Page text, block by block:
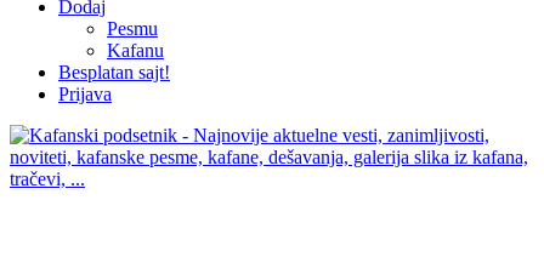
Dodaj
Pesmu
Kafanu
Besplatan sajt!
Prijava